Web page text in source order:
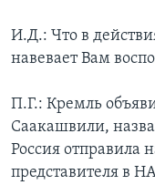
И.Д.: Что в
навевает Вам
П.Г.: Кремль
Саакашвили,
Россия отправила
представителя в